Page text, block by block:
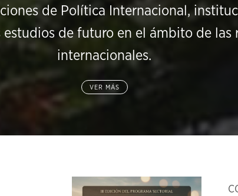
de Política Internacional,
de futuro en el ámbito de las
internacionales.
VER MÁS